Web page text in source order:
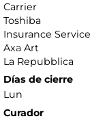
Carrier
Toshiba
Insurance Service
Axa Art
La Repubblica
Días de cierre
Lun
Curador